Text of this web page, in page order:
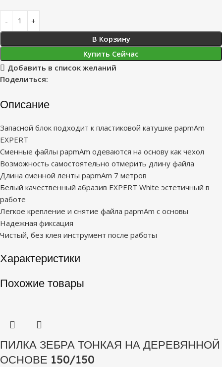
В Корзину
Купить Сейчас
Добавить в список желаний
Поделиться:
Описание
Запасной блок подходит к пластиковой катушке papmAm
EXPERT
Сменные файлы papmAm одеваются на основу как чехол
Возможность самостоятельно отмерить длину файла
Длина сменной ленты papmAm 7 метров
Белый качественный абразив EXPERT White эстетичный в
работе
Легкое крепление и снятие файла papmAm с основы
Надежная фиксация
Чистый, без клея инструмент после работы
Характеристики
Похожие товары
ПИЛКА ЗЕБРА ТОНКАЯ НА ДЕРЕВЯННОЙ
ОСНОВЕ 150/150